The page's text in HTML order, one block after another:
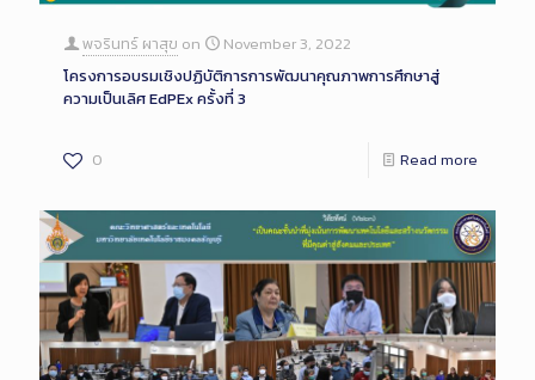
พจรินทร์ ผาสุข on
November 3, 2022
โครงการอบรมเชิงปฏิบัติการการพัฒนาคุณภาพการศึกษาสู่
ความเป็นเลิศ EdPEx ครั้งที่ 3
0 Read more